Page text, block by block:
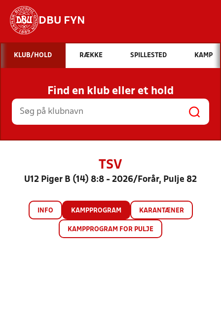
DBU FYN
Hvad vil du søge efter?
INDHOLD OG NYHEDER
STILLINGER, RESULTATER, KLUBBER OG
HOLD
KLUB/HOLD RÆKKE SPILLESTED KAMP
Find en klub eller et hold
TSV
U12 Piger B (14) 8:8 - 2026/Forår, Pulje 82
INFO KAMPPROGRAM KARANTÆNER
KAMPPROGRAM FOR PULJE